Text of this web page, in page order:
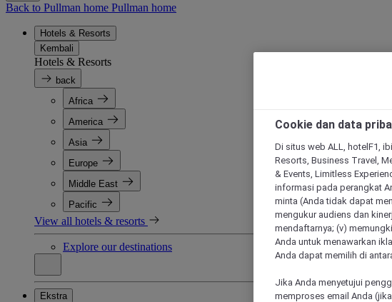
Back to Pullman home Pullman home
Hotels & Resorts
Kembali
Hotels & Resorts
back
Africa
America
Asia
Europe
Middle East
Pacific
View all hotels & resorts
Explore our destinations
Ekstra
Cookie dan data
Di situs web ALL, hotelF1,
Resorts, Business Travel,
& Events, Limitless
informasi pada perangkat
minta (Anda tidak dapat
mengukur audiens dan
mendaftarnya; (v)
Anda untuk menawarkan
Anda dapat memilih di
Jika Anda menyetujui
memproses email Anda